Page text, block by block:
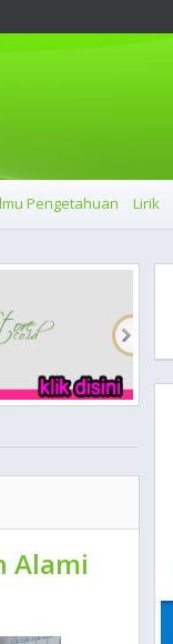
Pengetahuan Lirik
Alami